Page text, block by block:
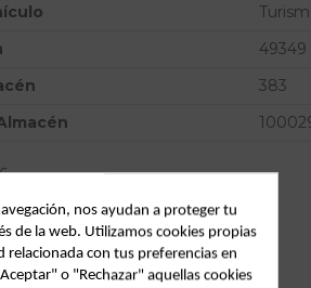
49349
383
nos ayudan a proteger tu
de la web. Utilizamos cookies propias
con tus preferencias en
o "Rechazar" aquellas cookies